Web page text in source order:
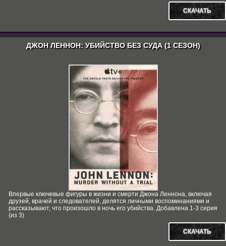
СКАЧАТЬ
ДЖОН ЛЕННОН: УБИЙСТВО БЕЗ СУДА (1 СЕЗОН)
Впервые ключевые фигуры в жизни и смерти Джона Леннона, включая
друзей, врачей и следователей, делятся личными воспоминаниями и
рассказывают, что произошло в ночь его убийства. Добавлена 1-3 серия
(из 3)
СКАЧАТЬ